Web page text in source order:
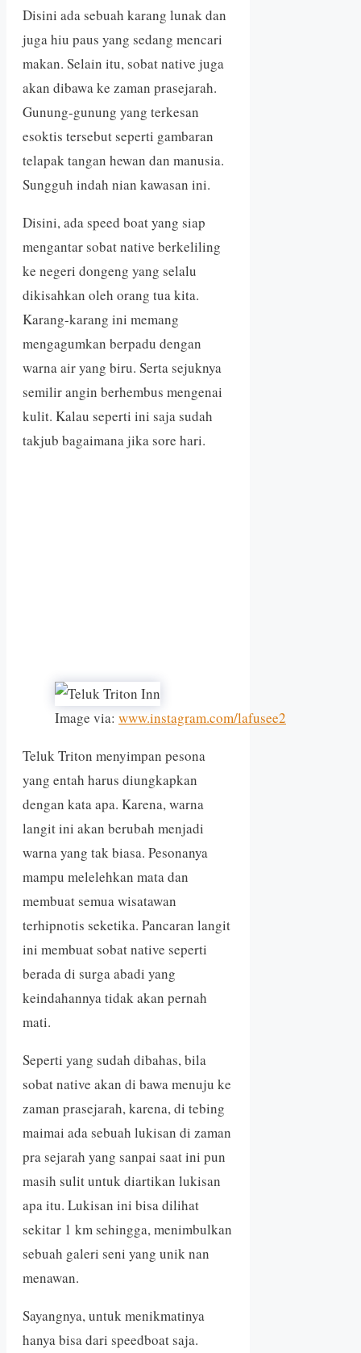
Disini ada sebuah karang lunak dan
juga hiu paus yang sedang mencari
makan. Selain itu, sobat native juga
akan dibawa ke zaman prasejarah.
Gunung-gunung yang terkesan
esoktis tersebut seperti gambaran
telapak tangan hewan dan manusia.
Sungguh indah nian kawasan ini.
Disini, ada speed boat yang siap
mengantar sobat native berkeliling
ke negeri dongeng yang selalu
dikisahkan oleh orang tua kita.
Karang-karang ini memang
mengagumkan berpadu dengan
warna air yang biru. Serta sejuknya
semilir angin berhembus mengenai
kulit. Kalau seperti ini saja sudah
takjub bagaimana jika sore hari.
Image via: www.instagram.com/lafusee2
Teluk Triton menyimpan pesona
yang entah harus diungkapkan
dengan kata apa. Karena, warna
langit ini akan berubah menjadi
warna yang tak biasa. Pesonanya
mampu melelehkan mata dan
membuat semua wisatawan
terhipnotis seketika. Pancaran langit
ini membuat sobat native seperti
berada di surga abadi yang
keindahannya tidak akan pernah
mati.
Seperti yang sudah dibahas, bila
sobat native akan di bawa menuju ke
zaman prasejarah, karena, di tebing
maimai ada sebuah lukisan di zaman
pra sejarah yang sanpai saat ini pun
masih sulit untuk diartikan lukisan
apa itu. Lukisan ini bisa dilihat
sekitar 1 km sehingga, menimbulkan
sebuah galeri seni yang unik nan
menawan.
Sayangnya, untuk menikmatinya
hanya bisa dari speedboat saja.